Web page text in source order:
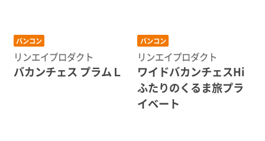
バンコン
リンエイプロダクト
バカンチェス プラムＬ
バンコン
リンエイプロダクト
ワイドバカンチェスHi
ふたりのくるま旅プラ
イベート